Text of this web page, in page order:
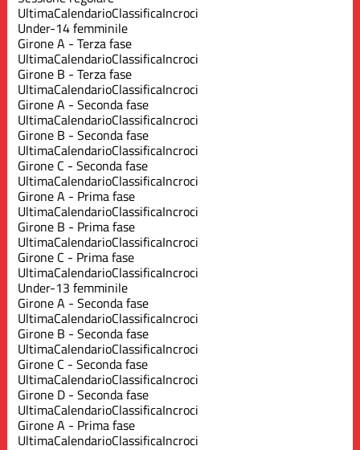
UltimaCalendarioClassificaIncroci
Under-14 femminile
Girone A - Terza fase
UltimaCalendarioClassificaIncroci
Girone B - Terza fase
UltimaCalendarioClassificaIncroci
Girone A - Seconda fase
UltimaCalendarioClassificaIncroci
Girone B - Seconda fase
UltimaCalendarioClassificaIncroci
Girone C - Seconda fase
UltimaCalendarioClassificaIncroci
Girone A - Prima fase
UltimaCalendarioClassificaIncroci
Girone B - Prima fase
UltimaCalendarioClassificaIncroci
Girone C - Prima fase
UltimaCalendarioClassificaIncroci
Under-13 femminile
Girone A - Seconda fase
UltimaCalendarioClassificaIncroci
Girone B - Seconda fase
UltimaCalendarioClassificaIncroci
Girone C - Seconda fase
UltimaCalendarioClassificaIncroci
Girone D - Seconda fase
UltimaCalendarioClassificaIncroci
Girone A - Prima fase
UltimaCalendarioClassificaIncroci